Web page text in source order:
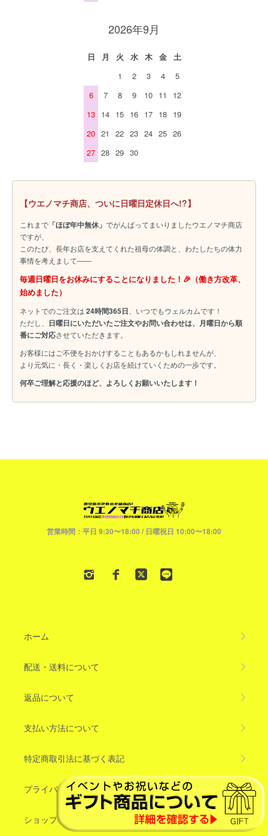
2026年9月
日 月 火 水 木 金
土
1
2 3 4
5
6
7 8 9 10 11
12
13 14 15 16 17 18 19
20 21 22 23 24 25 26
27 28 29 30
【ウエノマチ商店、ついに日曜日定休日へ!?】
これまで 「ほぼ年中無休」 でがんばってまいりましたウエノマチ商店
ですが、
このたび、長年お店を支えてくれた祖母の体調と、わたしたちの体力
事情を考えまして――
毎週日曜日をお休みにすることになりました！🎉（働き方改革、
始めました）
ネットでのご注文は 24時間365日 、いつでもウェルカムです！
ただし、
日曜日にいただいたご注文やお問い合わせは、月曜日から順
番にご対応させていただきます。
お客様にはご不便をおかけすることもあるかもしれませんが、
より元気に・長く・楽しくお店を続けていくための一歩です。
何卒ご理解と応援のほど、よろしくお願いいたします！
営業時間：平日 9:30〜18:00 / 日曜祝日 10:00〜18:00
ホーム
配送・送料について
返品について
支払い方法について
特定商取引法に基づく表記
プライバシーポリシー
ショップブログ